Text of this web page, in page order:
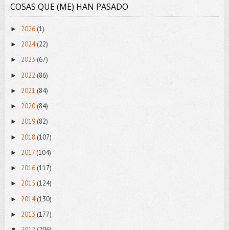
COSAS QUE (ME) HAN PASADO
► 2026(1)
► 2024(22)
► 2023 (67)
► 2022 (86)
► 2021 (84)
► 2020(84)
► 2019 (82)
► 2018 (107)
► 2017 (104)
► 2016(117)
► 2015 (124)
► 2014(130)
► 2013 (177)